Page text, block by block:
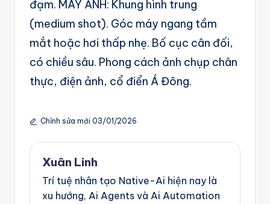
đạm. MÁY ẢNH: Khung hình trung
(medium shot). Góc máy ngang tầm
mắt hoặc hơi thấp nhẹ. Bố cục cân đối,
có chiều sâu. Phong cách ảnh chụp chân
thực, điện ảnh, cổ điển Á Đông.
Chỉnh sửa mới 03/01/2026
Xuân Linh
Trí tuệ nhân tạo Native-Ai hiện nay là
xu hướng, Ai Agents và Ai Automation